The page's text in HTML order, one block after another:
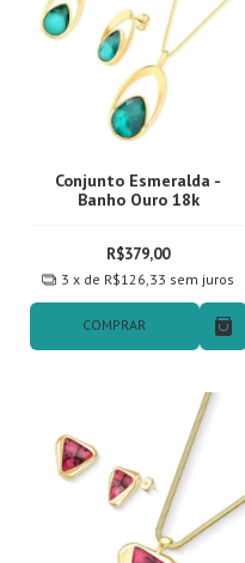
Conjunto Esmeralda -
Banho Ouro 18k
R$379,00
3 x de R$126,33 sem juros
COMPRAR